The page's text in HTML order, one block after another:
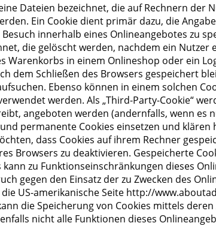
Dateien bezeichnet, die auf Rechnern
Ein Cookie dient primär dazu, die
innerhalb eines Onlineangebotes zu
die gelöscht werden, nachdem ein
Warenkorbs in einem Onlineshop oder ein
dem Schließen des Browsers gespeichert
Ebenso können in einem solchen
werden. Als „Third-Party-Cookie“
angeboten werden (andernfalls, wenn es
permanente Cookies einsetzen und
dass Cookies auf ihrem Rechner
Browsers zu deaktivieren. Gespeicherte
kann zu Funktionseinschränkungen dieses
gegen den Einsatz der zu Zwecken des
die US-amerikanische Seite http://
die Speicherung von Cookies mittels
nicht alle Funktionen dieses